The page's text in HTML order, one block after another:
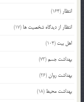
انتظار (164)
انتظار از دیدگاه شخصیت ها (17)
اهل بیت (104)
بهداشت جسم(73)
بهداشت روان(26)
بهداشت محیط (18)